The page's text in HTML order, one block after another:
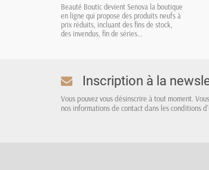
Beauté Boutic devient Senova la boutique
en ligne qui propose des produits neufs à
prix réduits, incluant des fins de stock,
des invendus, fin de séries...
Inscription à la
Vous pouvez vous désinscrire à tout moment.
nos informations de contact dans les conditions